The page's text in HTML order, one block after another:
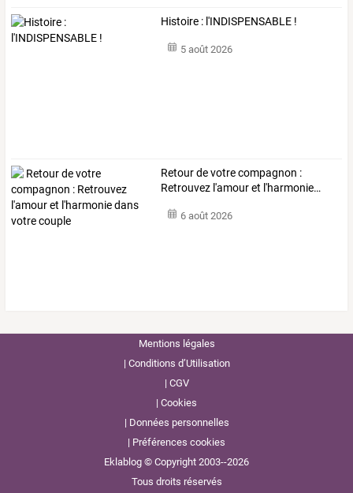
Histoire : l'INDISPENSABLE !
5 août 2026
Retourdevotrecompagnon :
Retrouvez l'amouret l'harmonie…
6 août 2026
Mentions légales
Conditions d’Utilisation
CGV
Cookies
Données personnelles
Préférences cookies
Eklablog © Copyright 2003--2026
Tous droits réservés